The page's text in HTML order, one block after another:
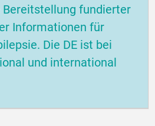
Bereitstellung fundierter
Informationen für
Die DE ist bei
und international